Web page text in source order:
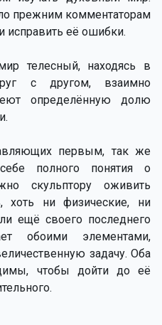
прежним комментаторам
исправить её ошибки.
телесный, находясь в
с другом, взаимно
определённую долю
первым, так же
полного понятия о
скульптору оживить
хоть ни физические, ни
ещё своего последнего
обоими элементами,
задачу. Оба
чтобы дойти до её